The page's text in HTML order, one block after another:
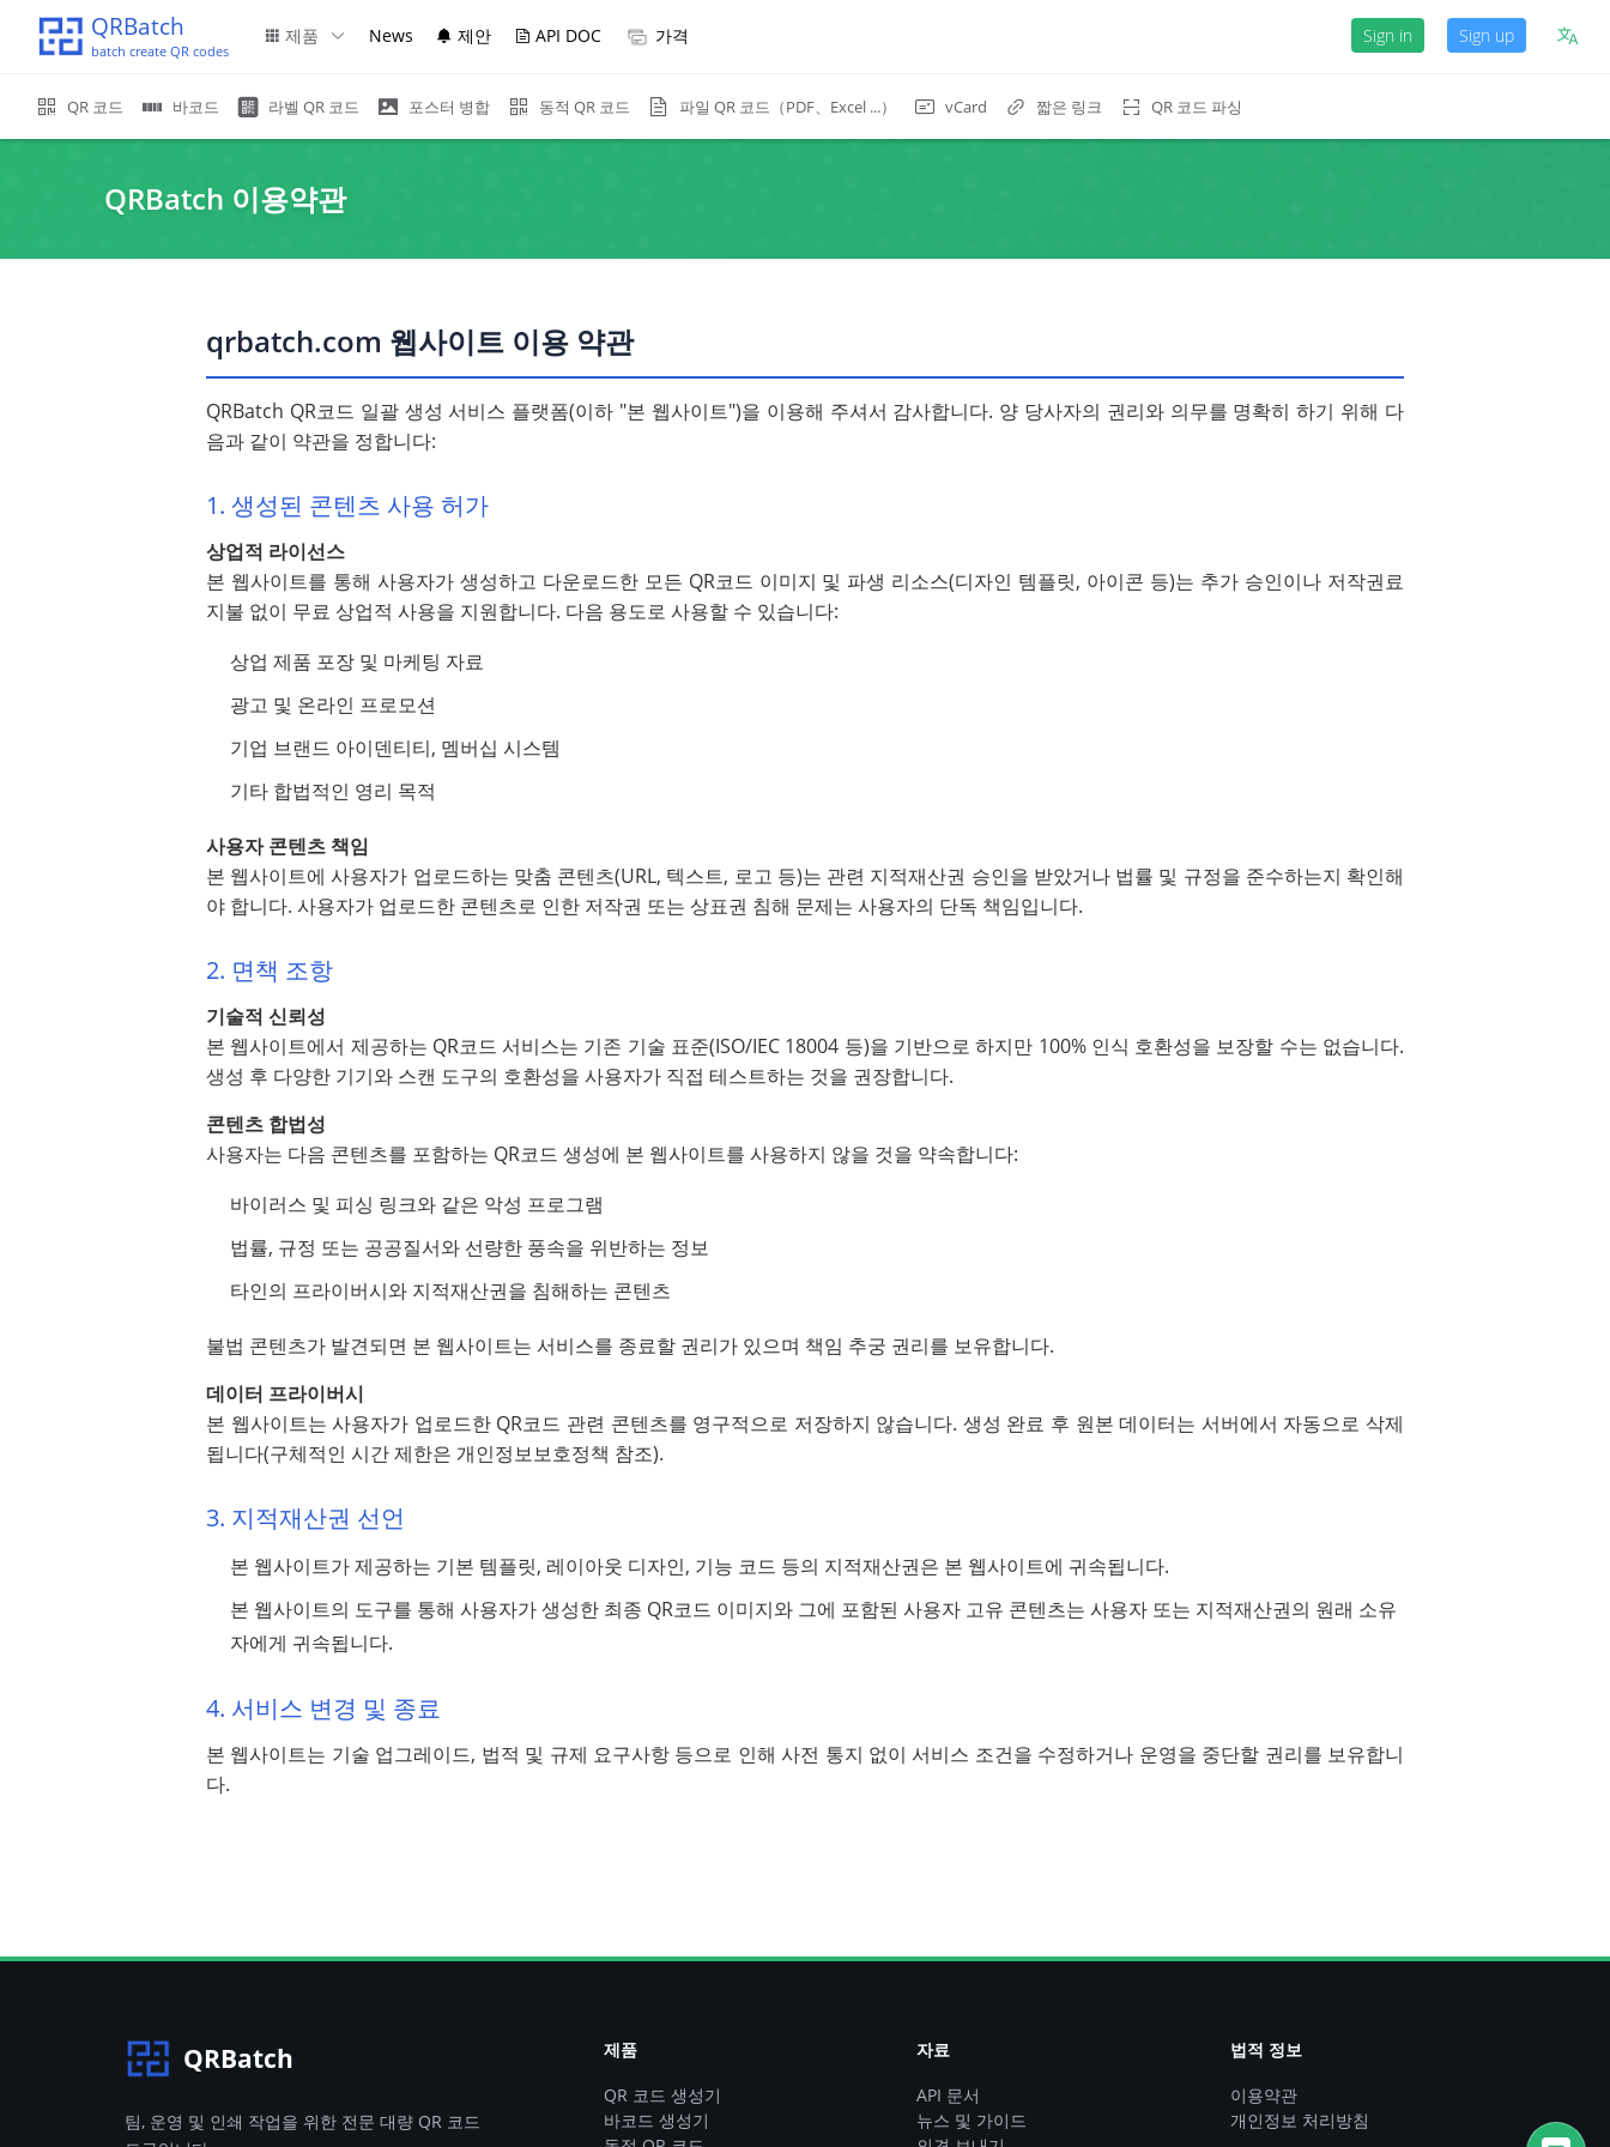
QRBatch
batch create QR codes
제품 News 제안 API DOC 가격 Sign in Sign up
QR 코드 바코드 라벨 QR 코드 포스터 병합 동적 QR 코드 파일 QR 코드（PDF、Excel ...） vCard 짧은 링크 QR 코드 파싱
QRBatch 이용약관
qrbatch.com 웹사이트 이용 약관
QRBatch QR코드 일괄 생성 서비스 플랫폼(이하 "본 웹사이트")을 이용해 주셔서 감사합니다. 양 당사자의 권리와 의무를 명확히 하기 위해 다
음과 같이 약관을 정합니다:
1. 생성된 콘텐츠 사용 허가
상업적 라이선스
본 웹사이트를 통해 사용자가 생성하고 다운로드한 모든 QR코드 이미지 및 파생 리소스(디자인 템플릿, 아이콘 등)는 추가 승인이나 저작권료
지불 없이 무료 상업적 사용을 지원합니다. 다음 용도로 사용할 수 있습니다:
상업 제품 포장 및 마케팅 자료
광고 및 온라인 프로모션
기업 브랜드 아이덴티티, 멤버십 시스템
기타 합법적인 영리 목적
사용자 콘텐츠 책임
본 웹사이트에 사용자가 업로드하는 맞춤 콘텐츠(URL, 텍스트, 로고 등)는 관련 지적재산권 승인을 받았거나 법률 및 규정을 준수하는지 확인해
야 합니다. 사용자가 업로드한 콘텐츠로 인한 저작권 또는 상표권 침해 문제는 사용자의 단독 책임입니다.
2. 면책 조항
기술적 신뢰성
본 웹사이트에서 제공하는 QR코드 서비스는 기존 기술 표준(ISO/IEC 18004 등)을 기반으로 하지만 100% 인식 호환성을 보장할 수는 없습니다.
생성 후 다양한 기기와 스캔 도구의 호환성을 사용자가 직접 테스트하는 것을 권장합니다.
콘텐츠 합법성
사용자는 다음 콘텐츠를 포함하는 QR코드 생성에 본 웹사이트를 사용하지 않을 것을 약속합니다:
바이러스 및 피싱 링크와 같은 악성 프로그램
법률, 규정 또는 공공질서와 선량한 풍속을 위반하는 정보
타인의 프라이버시와 지적재산권을 침해하는 콘텐츠
불법 콘텐츠가 발견되면 본 웹사이트는 서비스를 종료할 권리가 있으며 책임 추궁 권리를 보유합니다.
데이터 프라이버시
본 웹사이트는 사용자가 업로드한 QR코드 관련 콘텐츠를 영구적으로 저장하지 않습니다. 생성 완료 후 원본 데이터는 서버에서 자동으로 삭제
됩니다(구체적인 시간 제한은 개인정보보호정책 참조).
3. 지적재산권 선언
본 웹사이트가 제공하는 기본 템플릿, 레이아웃 디자인, 기능 코드 등의 지적재산권은 본 웹사이트에 귀속됩니다.
본 웹사이트의 도구를 통해 사용자가 생성한 최종 QR코드 이미지와 그에 포함된 사용자 고유 콘텐츠는 사용자 또는 지적재산권의 원래 소유
자에게 귀속됩니다.
4. 서비스 변경 및 종료
본 웹사이트는 기술 업그레이드, 법적 및 규제 요구사항 등으로 인해 사전 통지 없이 서비스 조건을 수정하거나 운영을 중단할 권리를 보유합니
다.
QRBatch
팀, 운영 및 인쇄 작업을 위한 전문 대량 QR 코드
제품
QR 코드 생성기
바코드 생성기
자료
API 문서
뉴스 및 가이드
법적 정보
이용약관
개인정보 처리방침